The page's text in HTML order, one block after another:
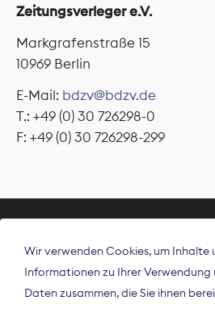
Zeitungsverleger e.V.
Markgrafenstraße 15
10969 Berlin
E-Mail: bdzv@bdzv.de
T.: +49 (0) 30 726298-0
F: +49 (0) 30 726298-299
Wir verwenden Cookies, um Inhalte
Informationen zu Ihrer
Daten zusammen, die Sie ihnen